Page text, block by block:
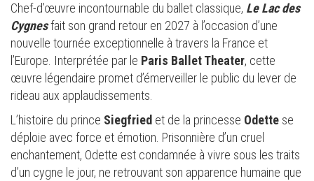
Chef-d’œuvre incontournable du ballet classique, Le Lac des
Cygnesfait son grand retour en 2027 à l’occasion d’une
nouvelle tournée exceptionnelle à travers la France et
l’Europe. Interprétée par le Paris Ballet Theater, cette
œuvre légendaire promet d’émerveiller le public du lever de
rideau aux applaudissements.
L’histoire du prince Siegfried et de la princesse Odette se
déploie avec force et émotion. Prisonnière d’un cruel
enchantement, Odette est condamnée à vivre sous les traits
d’un cygne le jour, ne retrouvant son apparence humaine que